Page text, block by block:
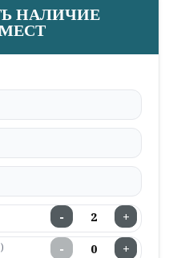
НАЛИЧИЕ
− +
− +